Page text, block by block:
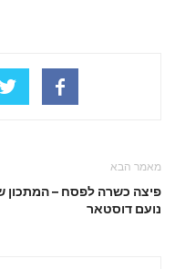
מאמר הבא
פיצה כשרה לפסח – המתכון
נועם דוסטאר